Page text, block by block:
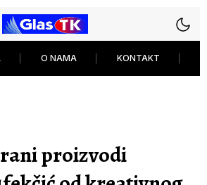
O NAMA KONTAKT
proizvodi